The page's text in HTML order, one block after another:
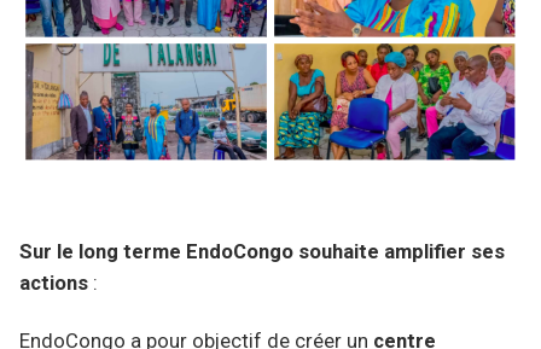
Sur le long terme EndoCongo souhaite amplifier ses
actions :
EndoCongo a pour objectif de créer un centre